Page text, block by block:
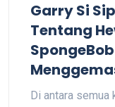
Garry Si
Tentang
Di antara semua